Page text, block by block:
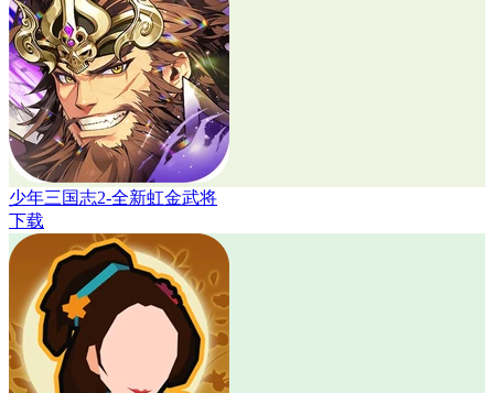
少年三国志2-全新虹金武将
下载